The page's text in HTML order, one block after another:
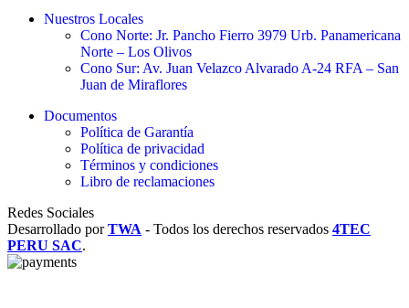
Nuestros Locales
Cono Norte: Jr. Pancho Fierro 3979 Urb. Panamericana
Norte – Los Olivos
Cono Sur: Av. Juan Velazco Alvarado A-24 RFA – San
Juan de Miraflores
Documentos
Política de Garantía
Política de privacidad
Términos y condiciones
Libro de reclamaciones
Redes Sociales
Desarrollado porTWA - Todos los derechos reservados 4TEC
PERU SAC.